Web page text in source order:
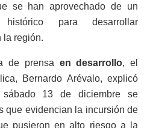
se han aprovechado de un
histórico para desarrollar
la región.
de prensa en desarrollo, el
Bernardo Arévalo, explicó
13 de diciembre se
que evidencian la incursión de
pusieron en alto riesgo a la